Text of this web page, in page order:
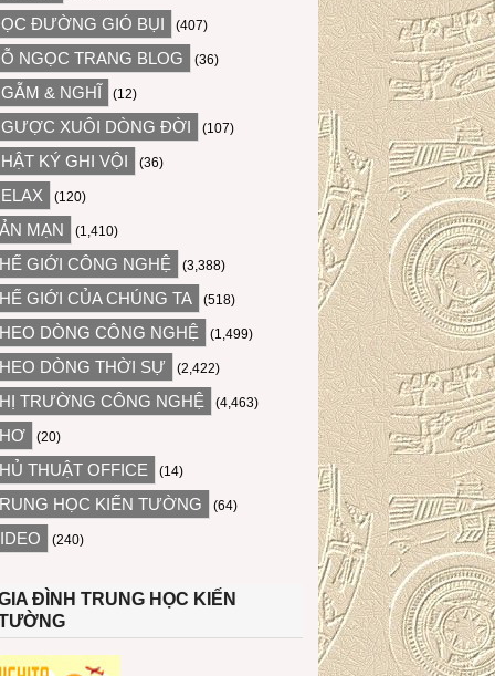
ĐƯỜNG GIÓ BỤI (407)
NGỌC TRANG BLOG (36)
& NGHĨ (12)
XUÔI DÒNG ĐỜI (107)
KÝ GHI VỘI (36)
(120)
MẠN (1,410)
GIỚI CÔNG NGHỆ (3,388)
GIỚI CỦA CHÚNG TA (518)
DÒNG CÔNG NGHỆ (1,499)
DÒNG THỜI SỰ (2,422)
TRƯỜNG CÔNG NGHỆ (4,463)
(20)
THUẬT OFFICE (14)
HỌC KIẾN TƯỜNG (64)
(240)
ĐÌNH TRUNG HỌC KIẾN